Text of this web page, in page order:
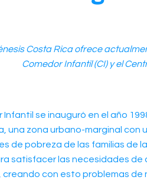
Costa Rica ofrece
Comedor Infantil (CI) y el
Infantil se inauguró en el año
una zona urbano-marginal con
de pobreza de las familias de
satisfacer las necesidades de
creando con esto problemas de